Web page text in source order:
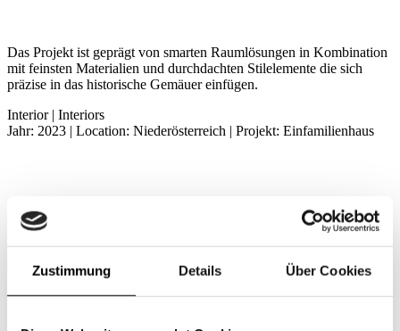
Zustimmung Details Über Cookies
Das Projekt ist geprägt von smarten Raumlösungen in Kombination
mit feinsten Materialien und durchdachten Stilelemente die sich
präzise in das historische Gemäuer einfügen.
Interior | Interiors
Jahr: 2023 | Location: Niederösterreich | Projekt: Einfamilienhaus